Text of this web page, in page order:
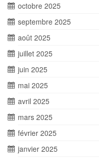
octobre 2025
septembre 2025
août 2025
juillet 2025
juin 2025
mai 2025
avril 2025
mars 2025
février 2025
janvier 2025